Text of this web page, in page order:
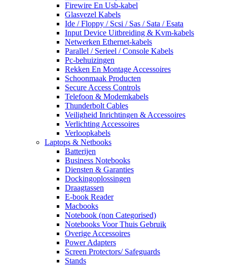
Firewire En Usb-kabel
Glasvezel Kabels
Ide / Floppy / Scsi / Sas / Sata / Esata
Input Device Uitbreiding & Kvm-kabels
Netwerken Ethernet-kabels
Parallel / Serieel / Console Kabels
Pc-behuizingen
Rekken En Montage Accessoires
Schoonmaak Producten
Secure Access Controls
Telefoon & Modemkabels
Thunderbolt Cables
Veiligheid Inrichtingen & Accessoires
Verlichting Accessoires
Verloopkabels
Laptops & Netbooks
Batterijen
Business Notebooks
Diensten & Garanties
Dockingoplossingen
Draagtassen
E-book Reader
Macbooks
Notebook (non Categorised)
Notebooks Voor Thuis Gebruik
Overige Accessoires
Power Adapters
Screen Protectors/ Safeguards
Stands